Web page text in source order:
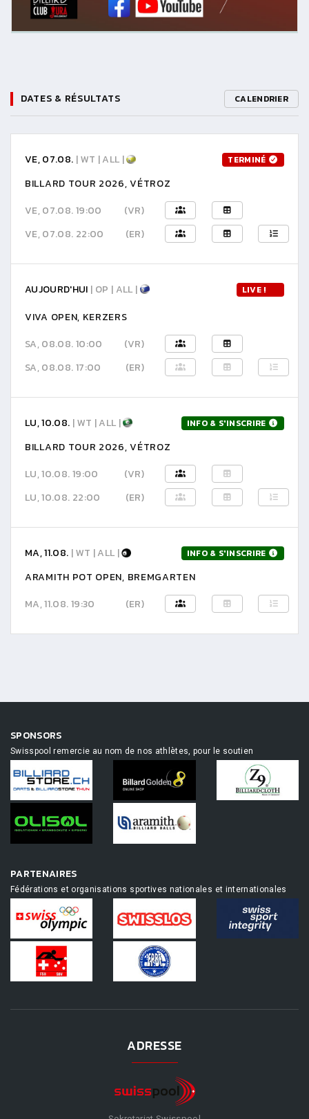
DATES & RÉSULTATS CALENDRIER
VE, 07.08. | WT | ALL | TERMINÉ
BILLARD TOUR 2026, VÉTROZ
VE, 07.08. 19:00
(VR)
VE, 07.08. 22:00
(ER)
AUJOURD'HUI | OP | ALL | LIVE !
VIVA OPEN, KERZERS
SA, 08.08. 10:00
(VR)
SA, 08.08. 17:00
(ER)
LU, 10.08. | WT | ALL | INFO & S'INSCRIRE
BILLARD TOUR 2026, VÉTROZ
LU, 10.08. 19:00
(VR)
LU, 10.08. 22:00
(ER)
MA, 11.08. | WT | ALL | INFO & S'INSCRIRE
ARAMITH POT OPEN, BREMGARTEN
MA, 11.08. 19:30
(ER)
SPONSORS
Swisspool remercie au nom de nos athlètes, pour le soutien
PARTENAIRES
Fédérations et organisations sportives nationales et internationales
ADRESSE